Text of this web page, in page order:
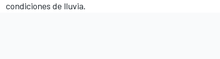
condiciones de lluvia.